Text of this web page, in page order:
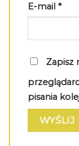
E-mail *
Zapisz
pisania